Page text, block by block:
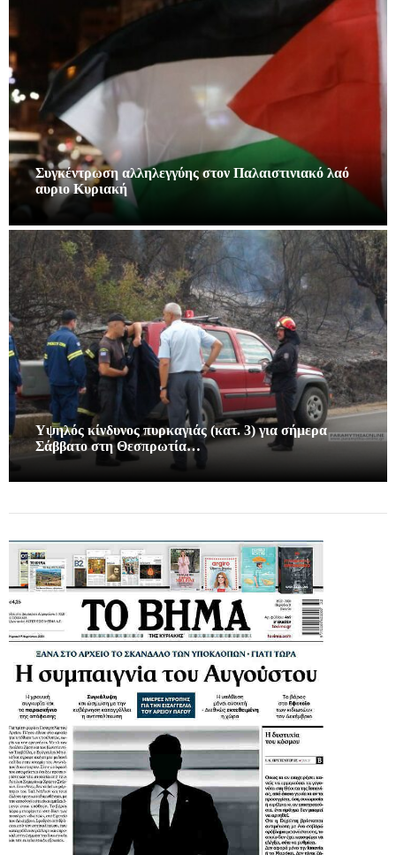
Συγκέντρωση αλληλεγγύης στον Παλαιστινιακό λαό
αυριο Κυριακή
Υψηλός κίνδυνος πυρκαγιάς (κατ. 3) για σήμερα
Σάββατο στη Θεσπρωτία…